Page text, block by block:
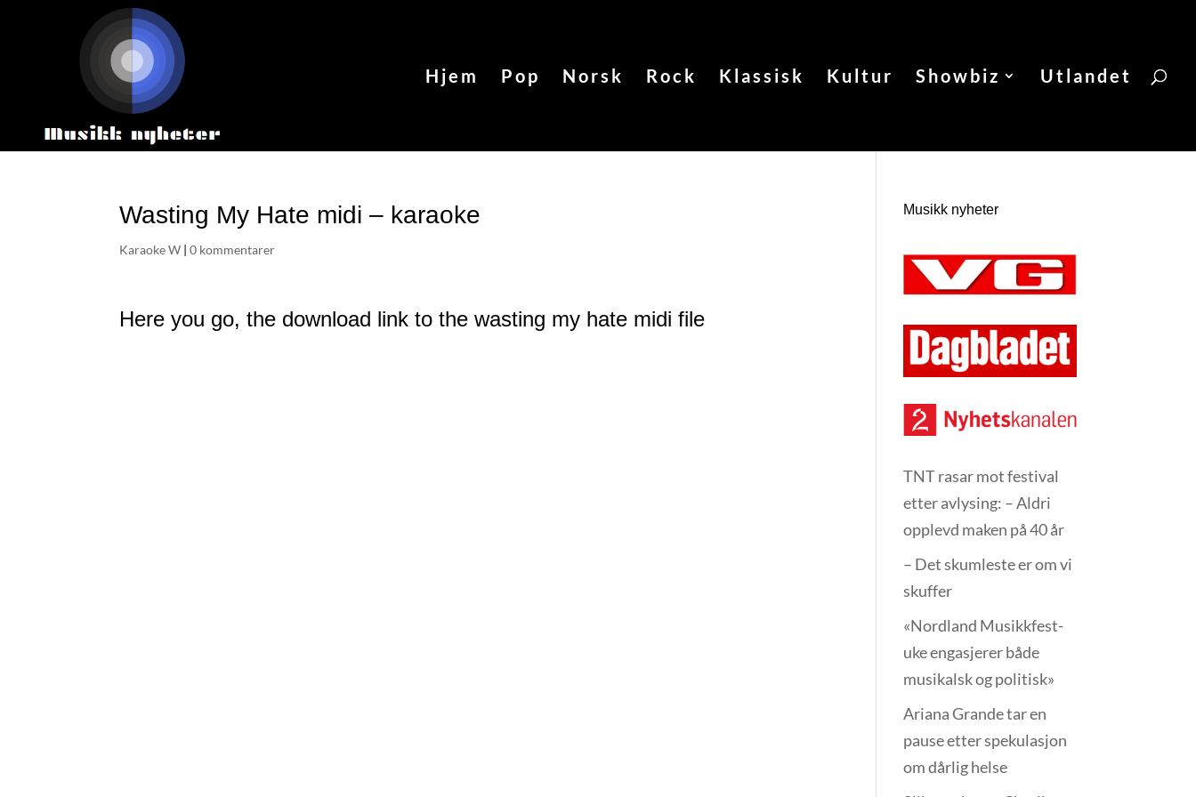
Hjem Pop Norsk Rock Klassisk Kultur Showbiz Utlandet
Wasting My Hate midi – karaoke
Karaoke W |0 kommentarer
Here you go, the download link to the wasting my hate midi file
Musikk nyheter
TNT rasar mot festival
etter avlysing: – Aldri
opplevd maken på 40 år
– Det skumleste er om vi
skuffer
«Nordland Musikkfest­
uke engasjerer både
musikalsk og politisk»
Ariana Grande tar en
pause etter spekulasjon
om dårlig helse